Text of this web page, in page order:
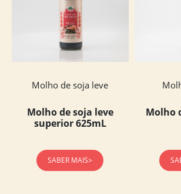
Molho de soja leve
Molho de soja leve
superior 625mL
SABER MAIS>
Molho